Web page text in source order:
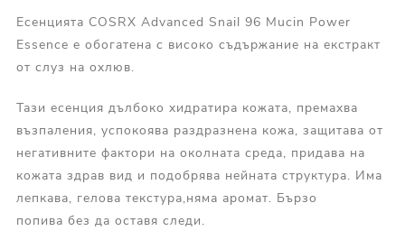
Есенцията COSRX Advanced Snail 96 Mucin Power
Essence е обогатена с високо съдържание на екстракт
от слуз на охлюв.
Тази есенция дълбоко хидратира кожата, премахва
възпаления, успокоява раздразнена кожа, защитава от
негативните фактори на околната среда, придава на
кожата здрав вид и подобрява нейната структура. Има
лепкава, гелова текстура,няма аромат. Бързо
попива без да оставя следи.